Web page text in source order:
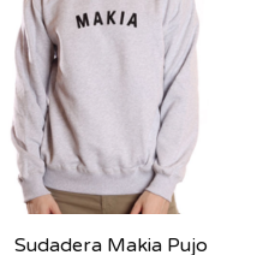
Sudadera Makia Pujo